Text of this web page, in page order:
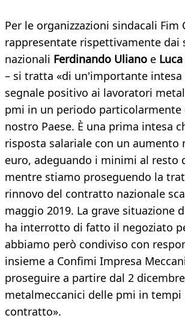
Per le organizzazioni sindacali Fim
rappresentate rispettivamente dai
nazionali Ferdinando Uliano e
– si tratta «di un'importante intesa
segnale positivo ai lavoratori
pmi in un periodo
nostro Paese. È una prima intesa
risposta salariale con un aumento
euro, adeguando i minimi al resto
mentre stiamo proseguendo la
rinnovo del contratto nazionale
maggio 2019. La grave situazione
ha interrotto di fatto il negoziato
abbiamo però condiviso con
insieme a Confimi Impresa
proseguire a partire dal 2
metalmeccanici delle pmi in tempi
contratto».